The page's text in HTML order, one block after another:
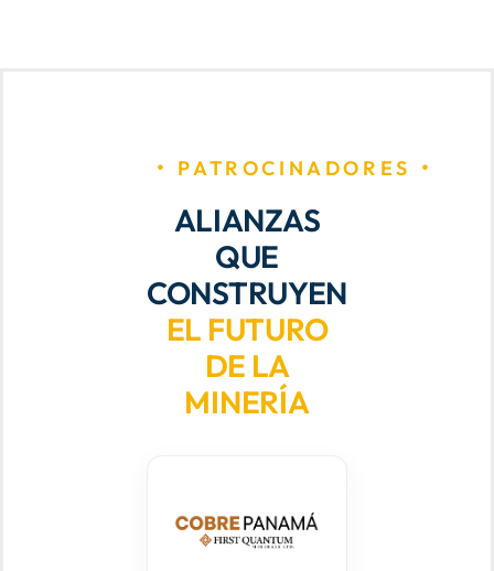
PATROCINADORES
ALIANZAS
QUE
CONSTRUYEN
EL FUTURO
DE LA
MINERÍA